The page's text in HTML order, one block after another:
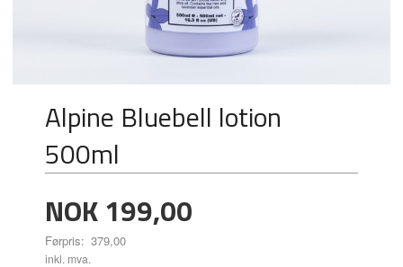
Alpine Bluebell lotion
500ml
Tilbud
NOK199,00
Førpris: 379,00
Rabatt
inkl. mva.